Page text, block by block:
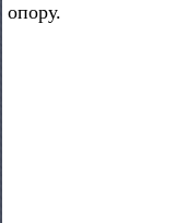
опору.